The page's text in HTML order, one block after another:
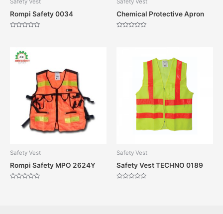
Safety Vest
Rompi Safety 0034
Safety Vest
Chemical Protective Apron
Safety Vest
Rompi Safety MPO 2624Y
Safety Vest
Safety Vest TECHNO 0189